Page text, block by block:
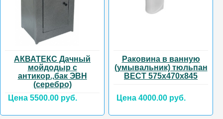
АКВАТЕКС Дачный
мойдодыр с
антикор.,бак ЭВН
(серебро)
Цена 5500.00 руб.
Раковина в ванную
(умывальник) тюльпан
ВЕСТ 575х470х845
Цена 4000.00 руб.